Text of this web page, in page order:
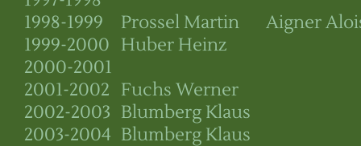
1998-1999
1999-2000
2000-2001
2001-2002
2002-2003
2003-2004
Prossel Martin
Huber Heinz
Fuchs Werner
Blumberg Klaus
Blumberg Klaus
Aigner